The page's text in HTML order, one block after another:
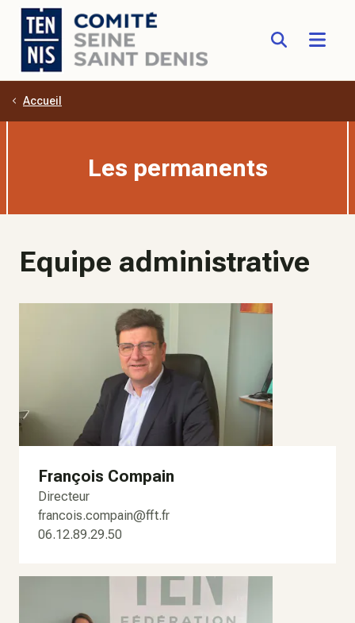
Aller au contenu principal
Accueil
Les permanents
Equipe administrative
François Compain
Directeur
francois.compain@fft.fr
06.12.89.29.50